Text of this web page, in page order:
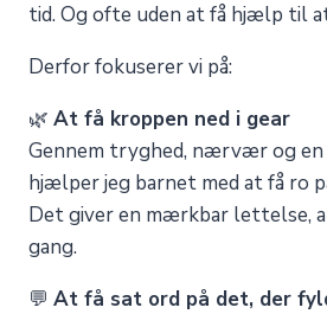
tid. Og ofte uden at få hjælp til
Derfor fokuserer vi på:
🌿 At få kroppen ned i gear
Gennem tryghed, nærvær og en
hjælper jeg barnet med at få ro
Det giver en mærkbar lettelse,
gang.
💬 At få sat ord på det, der